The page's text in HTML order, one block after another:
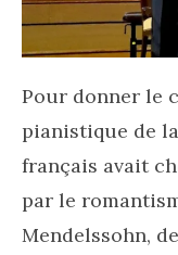
Pour donner le
pianistique de
français avait
par le
Mendelssohn,